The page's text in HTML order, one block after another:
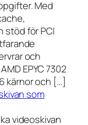
Med
stöd för PCI
och
EPYC 7302
kärnor och […]
som
videoskivan